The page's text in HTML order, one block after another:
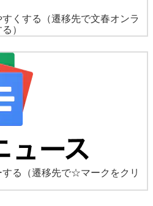
くする
（遷移先で文春オンラ
）
る
（遷移先で☆マークをクリ